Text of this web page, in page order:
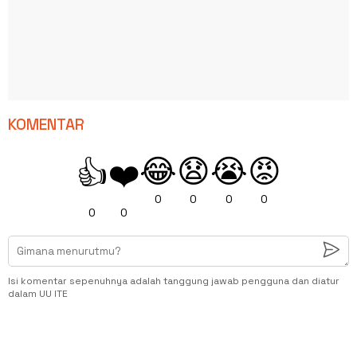
KOMENTAR
👍
0
❤️
0
😂
0
😧
0
😭
0
😡
0
Isi komentar sepenuhnya adalah tanggung jawab pengguna dan diatur
dalam UU ITE